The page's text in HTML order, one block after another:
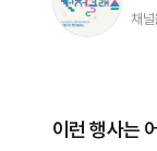
채
이런 행사는